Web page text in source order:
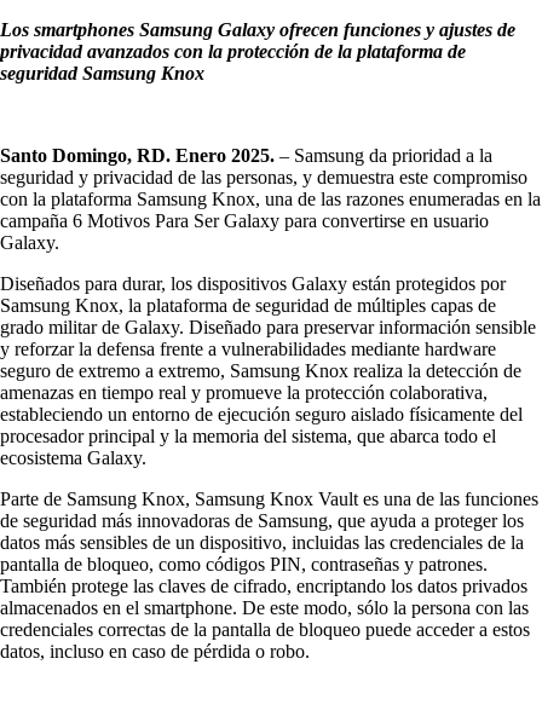
Los smartphones Samsung Galaxy ofrecen funciones y ajustes de
privacidad avanzados con la protección de la plataforma de
seguridad Samsung Knox
Santo Domingo, RD. Enero 2025. – Samsung da prioridad a la
seguridad y privacidad de las personas, y demuestra este compromiso
con la plataforma Samsung Knox, una de las razones enumeradas en la
campaña 6 Motivos Para Ser Galaxy para convertirse en usuario
Galaxy.
Diseñados para durar, los dispositivos Galaxy están protegidos por
Samsung Knox, la plataforma de seguridad de múltiples capas de
grado militar de Galaxy. Diseñado para preservar información sensible
y reforzar la defensa frente a vulnerabilidades mediante hardware
seguro de extremo a extremo, Samsung Knox realiza la detección de
amenazas en tiempo real y promueve la protección colaborativa,
estableciendo un entorno de ejecución seguro aislado físicamente del
procesador principal y la memoria del sistema, que abarca todo el
ecosistema Galaxy.
Parte de Samsung Knox, Samsung Knox Vault es una de las funciones
de seguridad más innovadoras de Samsung, que ayuda a proteger los
datos más sensibles de un dispositivo, incluidas las credenciales de la
pantalla de bloqueo, como códigos PIN, contraseñas y patrones.
También protege las claves de cifrado, encriptando los datos privados
almacenados en el smartphone. De este modo, sólo la persona con las
credenciales correctas de la pantalla de bloqueo puede acceder a estos
datos, incluso en caso de pérdida o robo.